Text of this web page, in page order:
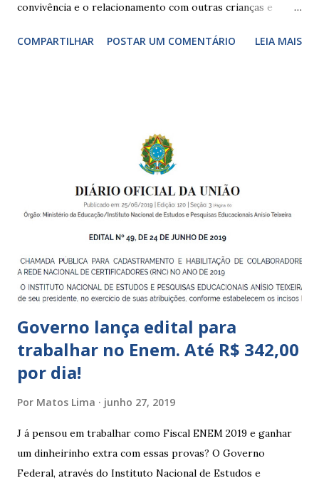
convivência e o relacionamento com outras crianças e
garantir o direito das crianças a uma educação integral e de
crianças de zero a 3 anos e 11 meses; – EMEIs - Escolas
Municipais de Educação Infantil, que atendem crianças de 4
a 5 anos e 11 meses; – CEMEI - Centro Municipal de
Educação Infantil, que recebe crianças de zero a 5 anos e 11
Indígena, e trabalham com cri...
COMPARTILHAR POSTAR UM COMENTÁRIO LEIA MAIS
Governo lança edital para
trabalhar no Enem. Até R$ 342,00
por dia!
Por Matos Lima junho 27, 2019
J á pensou em trabalhar como Fiscal ENEM 2019 e ganhar
um dinheirinho extra com essas provas? O Governo
Federal, através do Instituto Nacional de Estudos e